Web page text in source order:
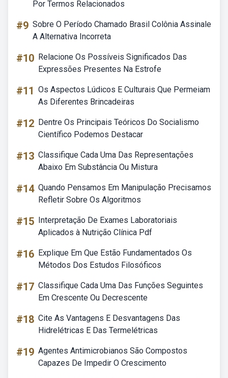
Por Termos Relacionados
#9 Sobre O Período Chamado Brasil Colônia Assinale
A Alternativa Incorreta
#10 Relacione Os Possíveis Significados Das
Expressões Presentes Na Estrofe
#11 Os Aspectos Lúdicos E Culturais Que Permeiam
As Diferentes Brincadeiras
#12 Dentre Os Principais Teóricos Do Socialismo
Científico Podemos Destacar
#13 Classifique Cada Uma Das Representações
Abaixo Em Substância Ou Mistura
#14 Quando Pensamos Em Manipulação Precisamos
Refletir Sobre Os Algoritmos
#15 Interpretação De Exames Laboratoriais
Aplicados à Nutrição Clínica Pdf
#16 Explique Em Que Estão Fundamentados Os
Métodos Dos Estudos Filosóficos
#17 Classifique Cada Uma Das Funções Seguintes
Em Crescente Ou Decrescente
#18 Cite As Vantagens E Desvantagens Das
Hidrelétricas E Das Termelétricas
#19 Agentes Antimicrobianos São Compostos
Capazes De Impedir O Crescimento